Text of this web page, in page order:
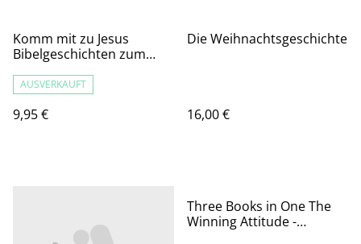
Komm mit zu Jesus
Bibelgeschichten zum
Tragegriff
AUSVERKAUFT
9,95 €
Die Weihnachtsgeschichte
16,00 €
Three Books in One The
Winning Attitude -